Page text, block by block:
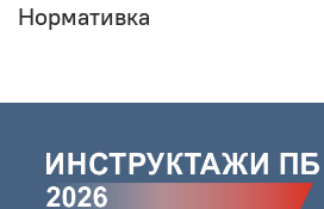
Нормативка